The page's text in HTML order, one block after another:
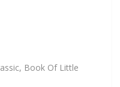
Book Of Little